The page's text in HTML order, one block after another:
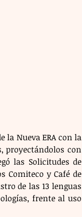
la Nueva ERA con la
proyectándolos con
las Solicitudes de
Comiteco y Café de
de las 13 lenguas
frente al uso